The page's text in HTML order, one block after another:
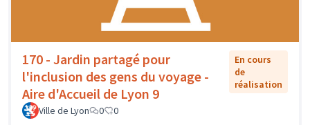
170 - Jardin partagé pour
l'inclusion des gens du voyage -
Aire d'Accueil de Lyon 9
En cours
de
réalisation
Ville de Lyon 0 0